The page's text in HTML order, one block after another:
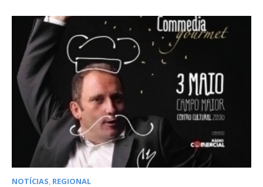
NOTÍCIAS REGIONAL